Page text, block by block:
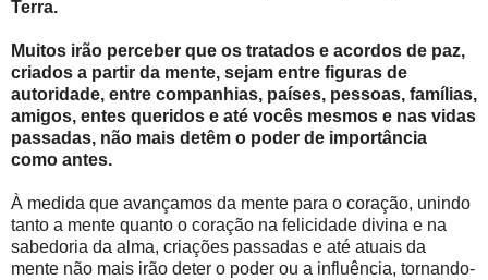
Terra.
Muitos irão perceber que os tratados e acordos de paz,
criados a partir da mente, sejam entre figuras de
autoridade, entre companhias, países, pessoas, famílias,
amigos, entes queridos e até vocês mesmos e nas vidas
passadas, não mais detêm o poder de importância
como antes.
À medida que avançamos da mente para o coração, unindo
tanto a mente quanto o coração na felicidade divina e na
sabedoria da alma, criações passadas e até atuais da
mente não mais irão deter o poder ou a influência, tornando-